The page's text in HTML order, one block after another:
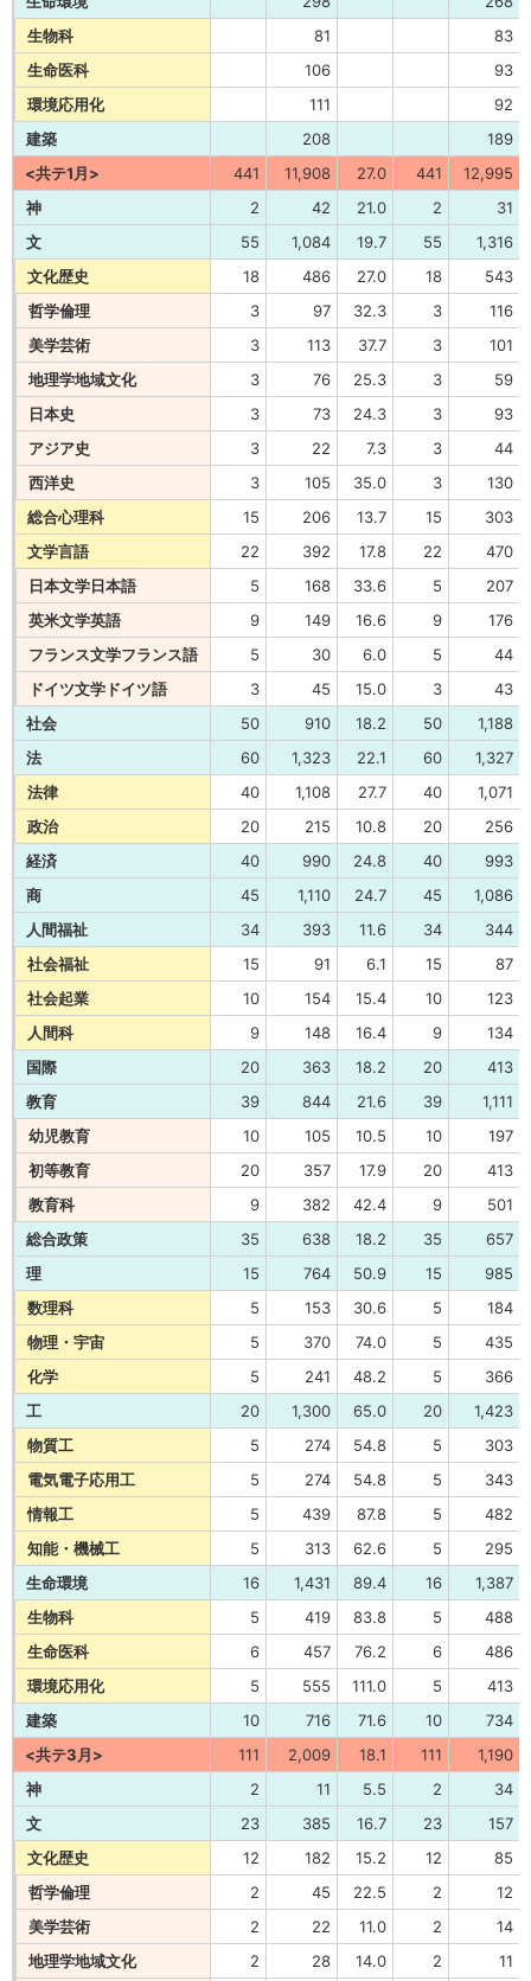
生物科
81
83
生命医科
106
93
環境応用化
111
92
建築
208
189
<共テ1月>
441 11,908 27.0 441
12,995
神
2 42 21.0 2
31
文
55 1,084 19.7 55
1,316
文化歴史
18 486 27.0 18
543
哲学倫理
3 97 32.3 3
116
美学芸術
3 113 37.7 3
101
地理学地域文化
3 76 25.3 3
59
日本史
3 73 24.3 3
93
アジア史
3 22 7.3 3
44
西洋史
3 105 35.0 3
130
総合心理科
15 206 13.7 15
303
文学言語
22 392 17.8 22
470
日本文学日本語
5 168 33.6 5
207
英米文学英語
9 149 16.6 9
176
フランス文学フランス語
5 30 6.0 5
44
ドイツ文学ドイツ語
3 45 15.0 3
43
社会
50 910 18.2 50
1,188
法
60 1,323 22.1 60
1,327
法律
40 1,108 27.7 40
1,071
政治
20 215 10.8 20
256
経済
40 990 24.8 40
993
商
45 1,110 24.7 45
1,086
人間福祉
34 393 11.6 34
344
社会福祉
15 91 6.1 15
87
社会起業
10 154 15.4 10
123
人間科
9 148 16.4 9
134
国際
20 363 18.2 20
413
教育
39 844 21.6 39
1,111
幼児教育
10 105 10.5 10
197
初等教育
20 357 17.9 20
413
教育科
9 382 42.4 9
501
総合政策
35 638 18.2 35
657
理
15 764 50.9 15
985
数理科
5 153 30.6 5
184
物理・宇宙
5 370 74.0 5
435
化学
5 241 48.2 5
366
工
20 1,300 65.0 20
1,423
物質工
5 274 54.8 5
303
電気電子応用工
5 274 54.8 5
343
情報工
5 439 87.8 5
482
知能・機械工
5 313 62.6 5
295
生命環境
16 1,431 89.4 16
1,387
生物科
5 419 83.8 5
488
生命医科
6 457 76.2 6
486
環境応用化
5 555 111.0 5
413
建築
10 716 71.6 10
734
<共テ3月>
111 2,009 18.1 111
1,190
神
2 11 5.5 2
34
文
23 385 16.7 23
157
文化歴史
12 182 15.2 12
85
哲学倫理
2 45 22.5 2
12
美学芸術
2 22 11.0 2
14
地理学地域文化
2 28 14.0 2
11